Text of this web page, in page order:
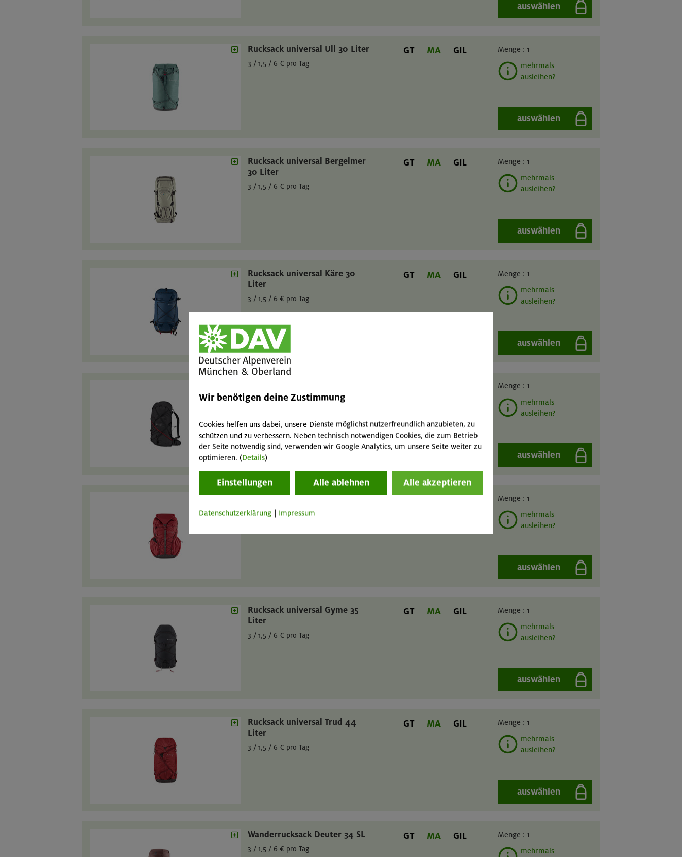
auswählen
Rucksack universal Ull 30 Liter
3 / 1,5 / 6 € pro Tag
GT MA GIL Menge : 1
mehrmals
ausleihen?
auswählen
Rucksack universal Bergelmer
30 Liter
3 / 1,5 / 6 € pro Tag
GT MA GIL Menge : 1
mehrmals
ausleihen?
auswählen
Rucksack universal Käre 30
Liter
3 / 1,5 / 6 € pro Tag
GT MA GIL Menge : 1
mehrmals
ausleihen?
auswählen
Liter
Menge : 1
mehrmals
ausleihen?
auswählen
Rucksack universal Brimer 32
Liter
Menge : 1
mehrmals
ausleihen?
auswählen
Rucksack universal Gyme 35
Liter
3 / 1,5 / 6 € pro Tag
GT MA GIL Menge : 1
mehrmals
ausleihen?
auswählen
Rucksack universal Trud 44
Liter
3 / 1,5 / 6 € pro Tag
GT MA GIL Menge : 1
mehrmals
ausleihen?
auswählen
Wanderrucksack Deuter 34 SL
3 / 1,5 / 6 € pro Tag
GT MA GIL Menge : 1
mehrmals
Wir benötigen deine Zustimmung
Cookies helfen uns dabei, unsere Dienste möglichst nutzerfreundlich anzubieten, zu
schützen und zu verbessern. Neben technisch notwendigen Cookies, die zum Betrieb
der Seite notwendig sind, verwenden wir Google Analytics, um unsere Seite weiter zu
optimieren. (Details)
Einstellungen Alle ablehnen Alle akzeptieren
Datenschutzerklärung Impressum